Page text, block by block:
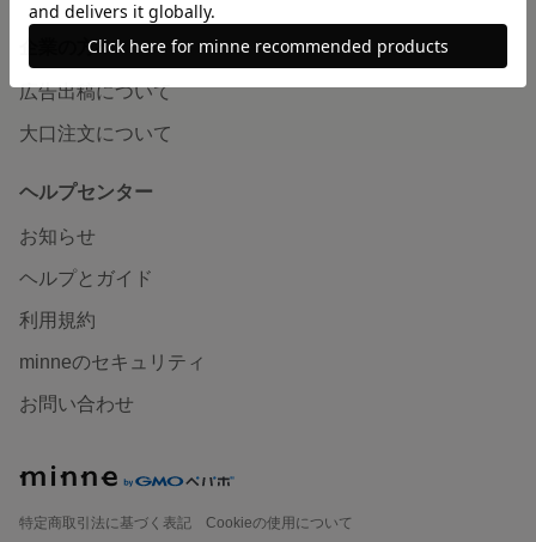
企業の方へ
広告出稿について
大口注文について
ヘルプセンター
お知らせ
ヘルプとガイド
利用規約
minneのセキュリティ
お問い合わせ
特定商取引法に基づく表記
Cookieの使用について